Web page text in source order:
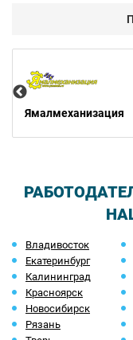
Ямалмеханизация
Владивосток
Екатеринбург
Калининград
Красноярск
Новосибирск
Рязань